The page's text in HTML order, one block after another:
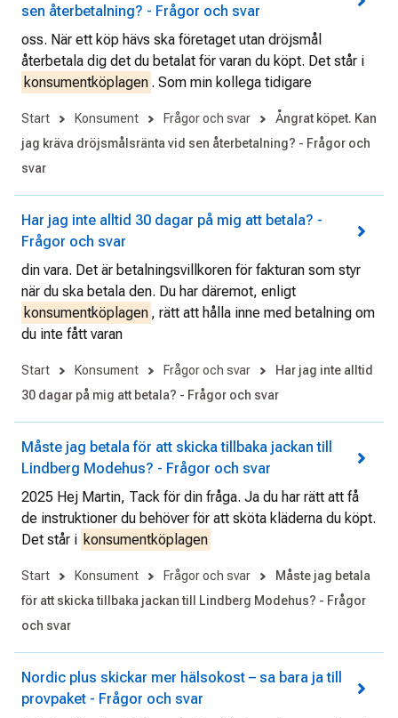
sen återbetalning? - Frågor och svar
oss. När ett köp hävs ska företaget utan dröjsmål
återbetala dig det du betalat för varan du köpt. Det står i
konsumentköplagen . Som min kollega tidigare
Start Konsument Frågor och svar
Ångrat köpet. Kan
jag kräva dröjsmålsränta vid sen återbetalning? - Frågor och
svar
Har jag inte alltid 30 dagar på mig att betala? -
Frågor och svar
din vara. Det är betalningsvillkoren för fakturan som styr
när du ska betala den. Du har däremot, enligt
konsumentköplagen , rätt att hålla inne med betalning om
du inte fått varan
Start Konsument Frågor och svar
Har jag inte alltid
30 dagar på mig att betala? - Frågor och svar
Måste jag betala för att skicka tillbaka jackan till
Lindberg Modehus? - Frågor och svar
2025 Hej Martin, Tack för din fråga. Ja du har rätt att få
de instruktioner du behöver för att sköta kläderna du köpt.
Det står i konsumentköplagen
Start Konsument Frågor och svar
Måste jag betala
för att skicka tillbaka jackan till Lindberg Modehus? - Frågor
och svar
Nordic plus skickar mer hälsokost – sa bara ja till
provpaket - Frågor och svar